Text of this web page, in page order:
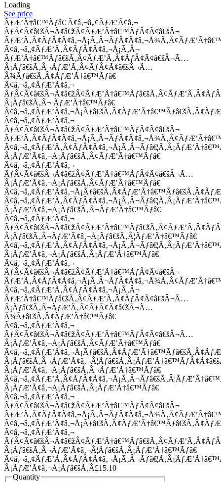
Loading
See price
ÃƒÆ’Ã†â€™Ãƒâ€ Ã¢â‚¬â„¢ÃƒÆ’Ã¢â‚¬
ÃƒÂ¢Ã¢â€šÂ¬Ã¢â€žÂ¢ÃƒÆ’Ã†â€™ÃƒÂ¢Ã¢â€šÂ¬
Ã¢â‚¬â„¢ÃƒÆ’Ã‚Â¢ÃƒÂ¢Ã¢â‚¬Å¡Ã‚Â¬
ÃƒÆ’Ã†â€™Ãƒâ€šÃ‚Â¢ÃƒÆ’Ã‚Â¢ÃƒÂ¢Ã¢â€šÂ¬Ã…
Â¡Ãƒâ€šÃ‚Â¬ÃƒÆ’Ã‚Â¢ÃƒÂ¢Ã¢â€šÂ¬Ã…
Â¾Ãƒâ€šÃ‚Â¢ÃƒÆ’Ã†â€™Ãƒâ€
Ã¢â‚¬â„¢ÃƒÆ’Ã¢â‚¬
Â¡Ãƒâ€šÃ‚Â¬ ÃƒÆ’Ã†â€™Ãƒâ€
Ã¢â‚¬â„¢ÃƒÆ’Ã¢â‚¬
ÃƒÂ¢Ã¢â€šÂ¬Ã¢â€žÂ¢ÃƒÆ’Ã†â€™ÃƒÂ¢Ã¢â€šÂ¬
Â¡ÃƒÆ’Ã¢â‚¬Å¡Ãƒâ€šÃ‚Â¢ÃƒÆ’Ã†â€™Ãƒâ€
Ã¢â‚¬â„¢ÃƒÆ’Ã¢â‚¬
ÃƒÂ¢Ã¢â€šÂ¬Ã¢â€žÂ¢ÃƒÆ’Ã†â€™ÃƒÂ¢Ã¢â€šÂ¬Ã…
Â¡ÃƒÆ’Ã¢â‚¬Å¡Ãƒâ€šÃ‚Â¢ÃƒÆ’Ã†â€™Ãƒâ€
Â¡ÃƒÆ’Ã¢â‚¬Å¡Ãƒâ€šÃ‚Â¬ÃƒÆ’Ã†â€™Ãƒâ€
Ã¢â‚¬â„¢ÃƒÆ’Ã¢â‚¬
Â¡Ãƒâ€šÃ‚Â¬ÃƒÆ’Ã¢â‚¬Å¡Ãƒâ€šÃ‚Â¦ÃƒÆ’Ã†â€™Ãƒâ€
Â¡ÃƒÆ’Ã¢â‚¬Å¡Ãƒâ€šÃ‚Â¡ÃƒÆ’Ã†â€™Ãƒâ€
Ã¢â‚¬â„¢ÃƒÆ’Ã¢â‚¬
ÃƒÂ¢Ã¢â€šÂ¬Ã¢â€žÂ¢ÃƒÆ’Ã†â€™ÃƒÂ¢Ã¢â€šÂ¬
Ã¢â‚¬â„¢ÃƒÆ’Ã‚Â¢ÃƒÂ¢Ã¢â‚¬Å¡Ã‚Â¬
ÃƒÆ’Ã†â€™Ãƒâ€šÃ‚Â¢ÃƒÆ’Ã‚Â¢ÃƒÂ¢Ã¢â€šÂ¬Ã…
Â¡Ãƒâ€šÃ‚Â¬ÃƒÆ’Ã‚Â¢ÃƒÂ¢Ã¢â€šÂ¬Ã…
Â¾Ãƒâ€šÃ‚Â¢ÃƒÆ’Ã†â€™Ãƒâ€
Ã¢â‚¬â„¢ÃƒÆ’Ã¢â‚¬
ÃƒÂ¢Ã¢â€šÂ¬Ã¢â€žÂ¢ÃƒÆ’Ã†â€™ÃƒÂ¢Ã¢â€šÂ¬Ã…
Â¡ÃƒÆ’Ã¢â‚¬Å¡Ãƒâ€šÃ‚Â¢ÃƒÆ’Ã†â€™Ãƒâ€
Â¡ÃƒÆ’Ã¢â‚¬Å¡Ãƒâ€šÃ‚Â¬ÃƒÆ’Ã†â€™Ãƒâ€
Â¡ÃƒÆ’Ã¢â‚¬Å¡Ãƒâ€šÃ‚Â¡ÃƒÆ’Ã†â€™Ãƒâ€
Ã¢â‚¬â„¢ÃƒÆ’Ã¢â‚¬
ÃƒÂ¢Ã¢â€šÂ¬Ã¢â€žÂ¢ÃƒÆ’Ã†â€™ÃƒÂ¢Ã¢â€šÂ¬
Ã¢â‚¬â„¢ÃƒÆ’Ã¢â‚¬
Â¡Ãƒâ€šÃ‚Â¬ÃƒÆ’Ã¢â‚¬Â¦Ãƒâ€šÃ‚Â¡ÃƒÆ’Ã†â€™Ãƒâ€
Â¡ÃƒÆ’Ã¢â‚¬Å¡Ãƒâ€šÃ‚Â£15.10
Quantity